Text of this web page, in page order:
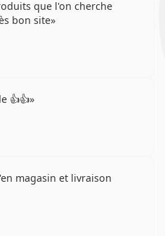
que l'on cherche
bon site
👍👍
magasin et livraison